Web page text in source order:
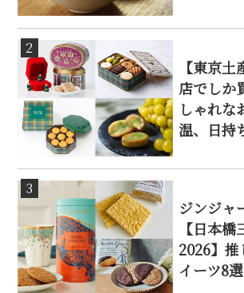
2
【東京
店でしか
しゃれな
温、日
3
ジンジャ
【日本
2026】推
イーツ8選